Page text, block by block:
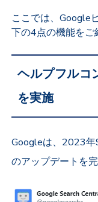
ここでは、Google
下の4点の機能をご
ヘルプフルコ
を実施
Googleは、2023年
のアップデートを